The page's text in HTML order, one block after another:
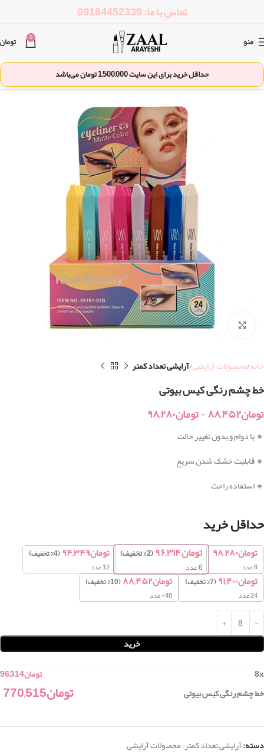
تماس با ما: 09184452339
منو 0 تومان
حداقل خرید برای این سایت1,500,000تومان می‌باشد
بزرگنمایی تصویر
خانه محصولات آرایشی آرایشی تعداد کمتر
خط چشم رنگی کیس بیوتی
تومان۸۸,۴۵۲-تومان۹۸,۲۸۰
🔸 با دوام و بدون تغییر حالت
🔸 قابلیت خشک شدن سریع
🔸 استفاده راحت
حداقل خرید
تومان۹۸,۲۸۰
8عدد
تومان۹۶,۳۱۴(2% تخفیف)
6 عدد
تومان۹۴,۳۴۹(4% تخفیف)
12 عدد
تومان۹۱,۴۰۰(7% تخفیف)
24 عدد
تومان۸۸,۴۵۲(10% تخفیف)
48+ عدد
خرید
8x تومان96,314
خط چشم رنگی کیس بیوتی
تومان770,515
دسته:آرایشی تعداد کمتر,محصولات آرایشی